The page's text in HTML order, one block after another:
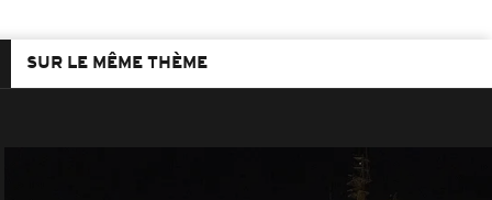
SUR LE MÊME THÈME